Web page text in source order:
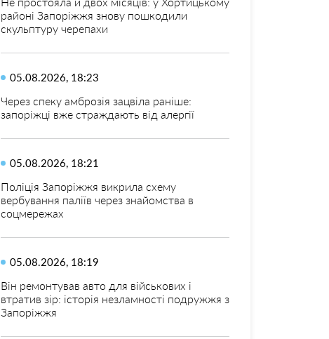
районі Запоріжжя знову пошкодили
скульптуру черепахи
05.08.2026, 18:23
Через спеку амброзія зацвіла раніше:
запоріжці вже страждають від алергії
05.08.2026, 18:21
Поліція Запоріжжя викрила схему
вербування паліїв через знайомства в
соцмережах
05.08.2026, 18:19
Він ремонтував авто для військових і
втратив зір: історія незламності подружжя з
Запоріжжя